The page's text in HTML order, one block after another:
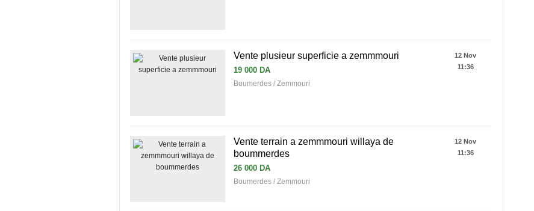
Vente plusieur superficie a zemmmouri
19 000 DA
Boumerdes / Zemmouri
12 Nov
11:36
Vente terrain a zemmmouri willaya de
boummerdes
26 000 DA
Boumerdes / Zemmouri
12 Nov
11:36